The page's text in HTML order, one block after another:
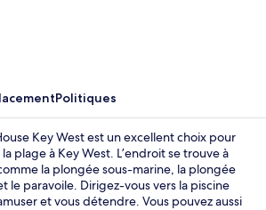
Politiques
Key West est un excellent choix pour
plage à Key West. L’endroit se trouve à
la plongée sous-marine, la plongée
le paravoile. Dirigez-vous vers la piscine
et vous détendre. Vous pouvez aussi